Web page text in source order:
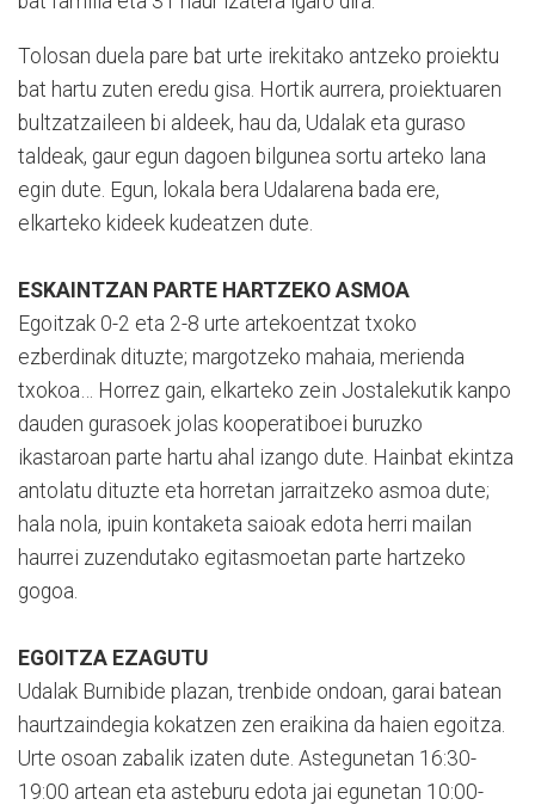
Tolosan duela pare bat urte irekitako antzeko proiektu
bat hartu zuten eredu gisa. Hortik aurrera, proiektuaren
bultzatzaileen bi aldeek, hau da, Udalak eta guraso
taldeak, gaur egun dagoen bilgunea sortu arteko lana
egin dute. Egun, lokala bera Udalarena bada ere,
elkarteko kideek kudeatzen dute.
ESKAINTZAN PARTE HARTZEKO ASMOA
Egoitzak 0-2 eta 2-8 urte artekoentzat txoko
ezberdinak dituzte; margotzeko mahaia, merienda
txokoa… Horrez gain, elkarteko zein Jostalekutik kanpo
dauden gurasoek jolas kooperatiboei buruzko
ikastaroan parte hartu ahal izango dute. Hainbat ekintza
antolatu dituzte eta horretan jarraitzeko asmoa dute;
hala nola, ipuin kontaketa saioak edota herri mailan
haurrei zuzendutako egitasmoetan parte hartzeko
gogoa.
EGOITZA EZAGUTU
Udalak Burnibide plazan, trenbide ondoan, garai batean
haurtzaindegia kokatzen zen eraikina da haien egoitza.
Urte osoan zabalik izaten dute. Astegunetan 16:30-
19:00 artean eta asteburu edota jai egunetan 10:00-